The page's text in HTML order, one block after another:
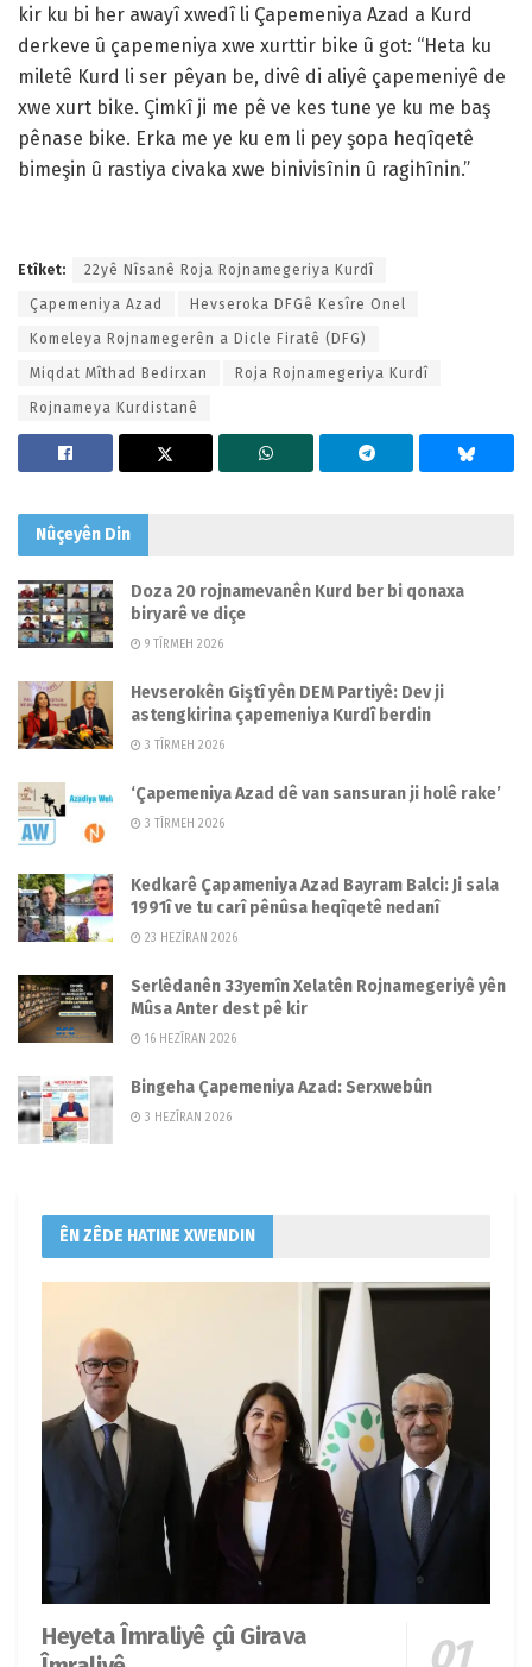
kir ku bi her awayî xwedî li Çapemeniya Azad a Kurd
derkeve û çapemeniya xwe xurttir bike û got: “Heta ku
miletê Kurd li ser pêyan be, divê di aliyê çapemeniyê de
xwe xurt bike. Çimkî ji me pê ve kes tune ye ku me baş
pênase bike. Erka me ye ku em li pey şopa heqîqetê
bimeşin û rastiya civaka xwe binivisînin û ragihînin.”
Etîket: 22yê Nîsanê Roja Rojnamegeriya Kurdî
Çapemeniya Azad Hevseroka DFGê Kesîre Onel
Komeleya Rojnamegerên a Dicle Firatê (DFG)
Miqdat Mîthad Bedirxan Roja Rojnamegeriya Kurdî
Rojnameya Kurdistanê
Nûçeyên Din
Doza 20 rojnamevanên Kurd ber bi qonaxa
biryarê ve diçe
9 TÎRMEH 2026
Hevserokên Giştî yên DEM Partiyê: Dev ji
astengkirina çapemeniya Kurdî berdin
3 TÎRMEH 2026
‘Çapemeniya Azad dê van sansuran ji holê rake’
3 TÎRMEH 2026
Kedkarê Çapameniya Azad Bayram Balci: Ji sala
1991î ve tu carî pênûsa heqîqetê nedanî
23 HEZÎRAN 2026
Serlêdanên 33yemîn Xelatên Rojnamegeriyê yên
Mûsa Anter dest pê kir
16 HEZÎRAN 2026
Bingeha Çapemeniya Azad: Serxwebûn
3 HEZÎRAN 2026
ÊN ZÊDE HATINE XWENDIN
Heyeta Îmraliyê çû Girava